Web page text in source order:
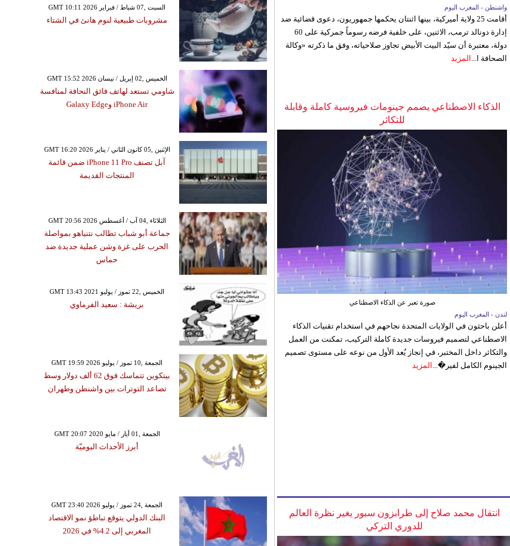
واشنطن - المغرب اليوم
أقامت 25 ولاية أميركية، بينها اثنتان يحكمها جمهوريون، دعوى قضائية ضد
إدارة دونالد ترمب، الاثنين، على خلفية فرضه رسوماً جمركية على 60
دولة، معتبرة أن سيّد البيت الأبيض تجاوز صلاحياته، وفق ما ذكرته «وكالة
الصحافة ا... المزيد
الذكاء الاصطناعي يصمم جينومات فيروسية كاملة وقابلة
للتكاثر
صورة تعبر عن الذكاء الاصطناعي
لندن - المغرب اليوم
أعلن باحثون في الولايات المتحدة نجاحهم في استخدام تقنيات الذكاء
الاصطناعي لتصميم فيروسات جديدة كاملة التركيب، تمكنت من العمل
والتكاثر داخل المختبر، في إنجاز يُعد الأول من نوعه على مستوى تصميم
الجينوم الكامل لفير�... المزيد
انتقال محمد صلاح إلى طرابزون سبور يغير نظرة العالم
للدوري التركي
GMT 10:11 2026 السبت ,07 شباط / فبراير
مشروبات طبيعية لنوم هانئ في الشتاء
GMT 15:52 2026 الخميس ,02 إبريل / نيسان
شاومي تستعد لهاتف فائق النحافة لمنافسة
iPhone Air وGalaxy Edge
GMT 16:20 2026 الإثنين ,05 كانون الثاني / يناير
آبل تصنف iPhone 11 Pro ضمن قائمة
المنتجات القديمة
GMT 20:56 2026 الثلاثاء ,04 آب / أغسطس
جماعة أبو شباب تطالب نتنياهو بمواصلة
الحرب على غزة وشن عملية جديدة ضد
حماس
GMT 13:43 2021 الخميس ,22 تموز / يوليو
بريشة : سعيد الفرماوي
GMT 19:59 2026 الجمعة ,10 تموز / يوليو
بيتكوين تتماسك فوق 62 ألف دولار وسط
تصاعد التوترات بين واشنطن وطهران
GMT 20:07 2020 الجمعة ,01 أيار / مايو
أبرز الأحداث اليوميّة
GMT 23:40 2026 الجمعة ,24 تموز / يوليو
البنك الدولي يتوقع تباطؤ نمو الاقتصاد
المغربي إلى 4.2% في 2026